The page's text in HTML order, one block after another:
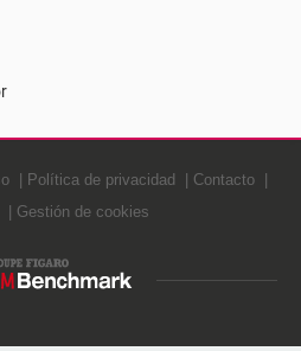
Política de privacidad
Contacto
Gestión de cookies